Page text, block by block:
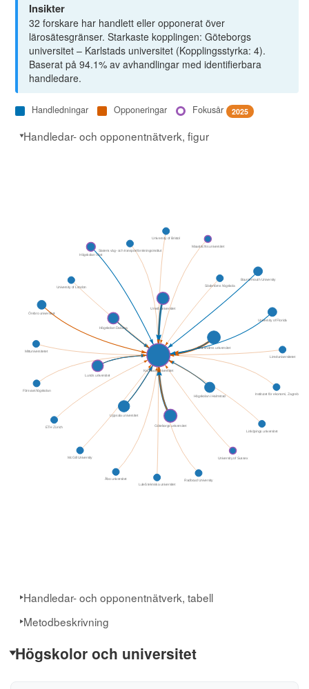
Insikter
32 forskare har handlett eller opponerat över
lärosätesgränser. Starkaste kopplingen: Göteborgs
universitet – Karlstads universitet (Kopplingsstyrka: 4).
Baserat på 94.1% av avhandlingar med identifierbara
handledare.
Handledningar Opponeringar Fokusår 2025
Handledar- och opponentnätverk, figur
Handledar- och opponentnätverk, tabell
Metodbeskrivning
Högskolor och universitet